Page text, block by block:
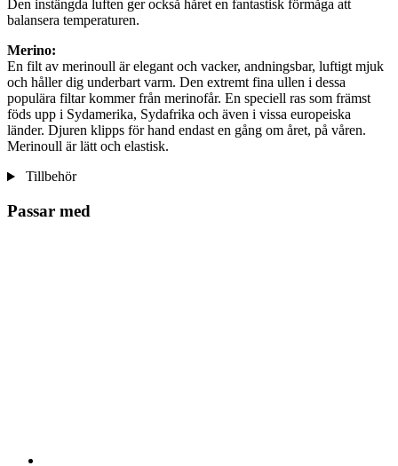
Den instängda luften ger också håret en fantastisk förmåga att
balansera temperaturen.
Merino:
En filt av merinoull är elegant och vacker, andningsbar, luftigt mjuk
och håller dig underbart varm. Den extremt fina ullen i dessa
populära filtar kommer från merinofår. En speciell ras som främst
föds upp i Sydamerika, Sydafrika och även i vissa europeiska
länder. Djuren klipps för hand endast en gång om året, på våren.
Merinoull är lätt och elastisk.
Tillbehör
Passar med